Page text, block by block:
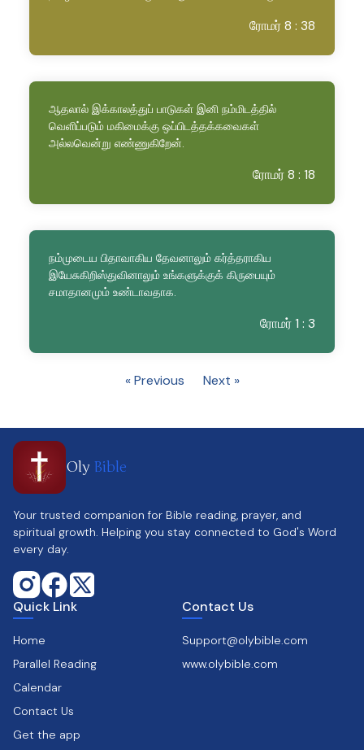
ரோமர் 8 : 38
ஆதலால் இக்காலத்துப் பாடுகள் இனி நம்மிடத்தில்
வெளிப்படும் மகிமைக்கு ஒப்பிடத்தக்கவைகள்
அல்லவென்று எண்ணுகிறேன்.
ரோமர் 8 : 18
நம்முடைய பிதாவாகிய தேவனாலும் கர்த்தராகிய
இயேசுகிறிஸ்துவினாலும் உங்களுக்குக் கிருபையும்
சமாதானமும் உண்டாவதாக.
ரோமர் 1 : 3
« Previous Next »
Oly Bible
Your trusted companion for Bible reading, prayer, and
spiritual growth. Helping you stay connected to God's Word
every day.
Quick Link
Home
Parallel Reading
Calendar
Contact Us
Get the app
Contact Us
Support@olybible.com
www.olybible.com